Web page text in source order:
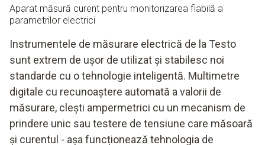
Aparat măsură curent pentru monitorizarea fiabilă a
parametrilor electrici
Instrumentele de măsurare electrică de la Testo
sunt extrem de ușor de utilizat și stabilesc noi
standarde cu o tehnologie inteligentă. Multimetre
digitale cu recunoaștere automată a valorii de
măsurare, clești ampermetrici cu un mecanism de
prindere unic sau testere de tensiune care măsoară
și curentul - așa funcționează tehnologia de